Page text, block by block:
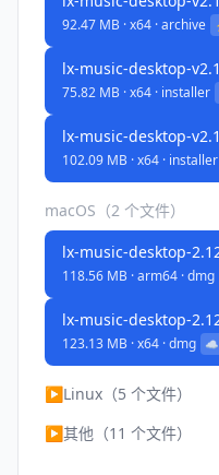
92.47 MB · x64 · archive
lx-music-desktop-
75.82 MB · x64 · installer
lx-music-desktop-
102.09 MB · x64 · installer
macOS（2 个文件）
lx-music-desktop-
118.56 MB · arm64 · dmg
lx-music-desktop-
123.13 MB · x64 · dmg ☁️
▶Linux（5 个文件）
▶其他（11 个文件）